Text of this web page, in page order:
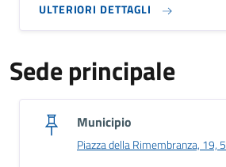
ULTERIORI DETTAGLI
Sede principale
Municipio
Piazza della Rimembranza, 19,